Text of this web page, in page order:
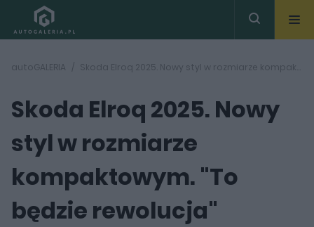
autoGALERIA Skoda Elroq 2025. Nowy styl w rozmiarze kompaktowym. "To będzie rewolucja"
Skoda Elroq 2025. Nowy
styl w rozmiarze
kompaktowym. "To
będzie rewolucja"